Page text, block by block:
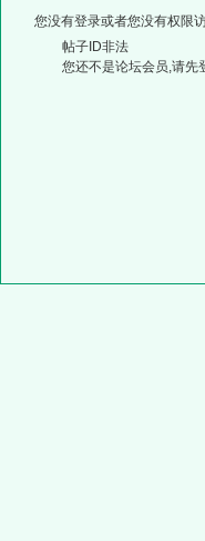
您没有登录或者您没有权限
帖子ID非法
您还不是论坛会员,请先